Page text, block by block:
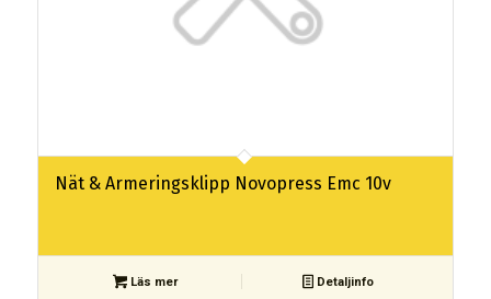
Nät & Armeringsklipp Novopress Emc 10v
Läs mer Detaljinfo